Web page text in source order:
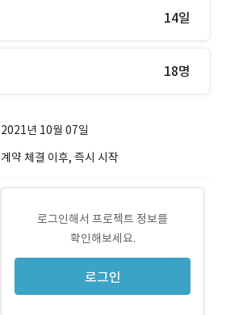
14일
18명
2021년 10월 07일
계약 체결 이후, 즉시 시작
로그인해서 프로젝트 정보를
확인해보세요.
로그인